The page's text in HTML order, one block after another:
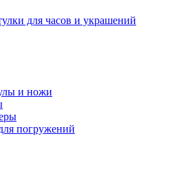
для часов и украшений
и ножи
погружений